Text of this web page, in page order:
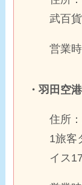
武百
営業
・羽田空
住所
1旅客
イス